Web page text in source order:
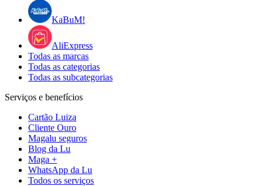
KaBuM!
AliExpress
Todas as marcas
Todas as categorias
Todas as subcategorias
Serviços e benefícios
Cartão Luiza
Cliente Ouro
Magalu seguros
Blog da Lu
Maga +
WhatsApp da Lu
Todos os serviços